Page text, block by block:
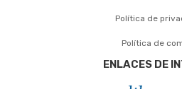
Política de
Política de
ENLACES DE